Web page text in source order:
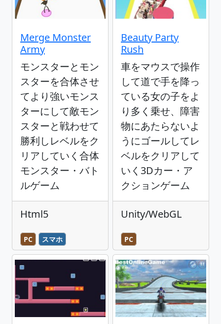
Merge Monster
Army
モンスターとモン
スターを合体させ
てより強いモンス
ターにして敵モン
スターと戦わせて
勝利しレベルをク
リアしていく合体
モンスター・バト
ルゲーム
Html5
PC スマホ
Beauty Party
Rush
車をマウスで操作
して道で手を降っ
ている女の子をよ
り多く乗せ、障害
物にあたらないよ
うにゴールしてレ
ベルをクリアして
いく3Dカー・ア
クションゲーム
Unity/WebGL
PC